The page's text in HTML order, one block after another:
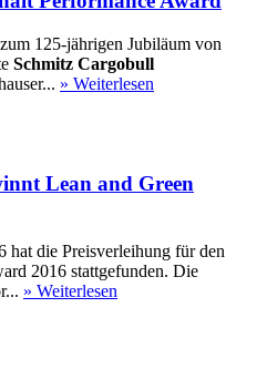
125-jährigen Jubiläum von
Schmitz Cargobull
» Weiterlesen
Lean and Green
hat die Preisverleihung für den
2016 stattgefunden. Die
» Weiterlesen